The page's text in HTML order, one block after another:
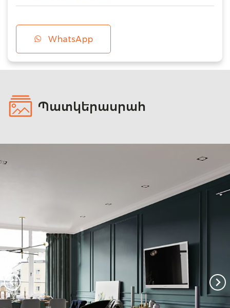
WhatsApp
Պատկերասրահ